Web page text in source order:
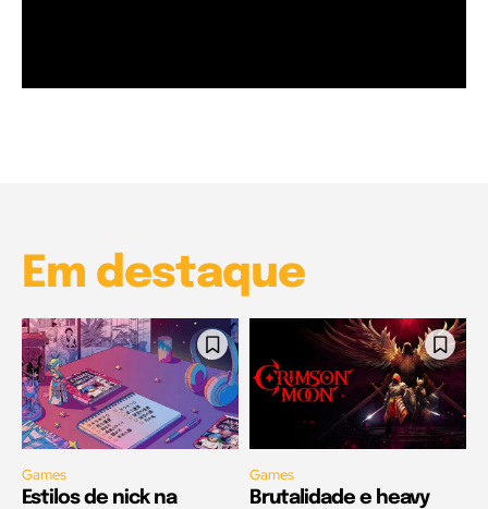
Em destaque
Games
Estilos de nick na
Games
Brutalidade e heavy